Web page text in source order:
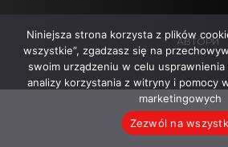
АВТОРИ
Niniejsza strona korzysta z plików
wszystkie”, zgadzasz się na
swoim urządzeniu w celu
analizy korzystania z witryny i pomocy
marketingowych
Zezwól na